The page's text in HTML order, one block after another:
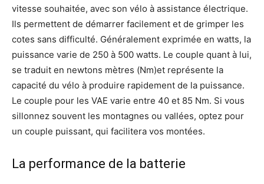
vitesse souhaitée, avec son vélo à assistance électrique.
Ils permettent de démarrer facilement et de grimper les
cotes sans difficulté. Généralement exprimée en watts, la
puissance varie de 250 à 500 watts. Le couple quant à lui,
se traduit en newtons mètres (Nm)et représente la
capacité du vélo à produire rapidement de la puissance.
Le couple pour les VAE varie entre 40 et 85 Nm. Si vous
sillonnez souvent les montagnes ou vallées, optez pour
un couple puissant, qui facilitera vos montées.
La performance de la batterie